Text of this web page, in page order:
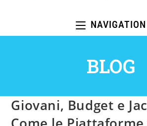
NAVIGATION
BLOG
Giovani, Budget e